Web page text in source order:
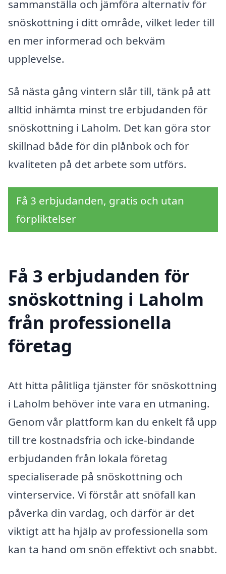
sammanställa och jämföra alternativ för
snöskottning i ditt område, vilket leder till
en mer informerad och bekväm
upplevelse.
Så nästa gång vintern slår till, tänk på att
alltid inhämta minst tre erbjudanden för
snöskottning i Laholm. Det kan göra stor
skillnad både för din plånbok och för
kvaliteten på det arbete som utförs.
Få 3 erbjudanden, gratis och utan
förpliktelser
Få 3 erbjudanden för
snöskottning i Laholm
från professionella
företag
Att hitta pålitliga tjänster för snöskottning
i Laholm behöver inte vara en utmaning.
Genom vår plattform kan du enkelt få upp
till tre kostnadsfria och icke-bindande
erbjudanden från lokala företag
specialiserade på snöskottning och
vinterservice. Vi förstår att snöfall kan
påverka din vardag, och därför är det
viktigt att ha hjälp av professionella som
kan ta hand om snön effektivt och snabbt.